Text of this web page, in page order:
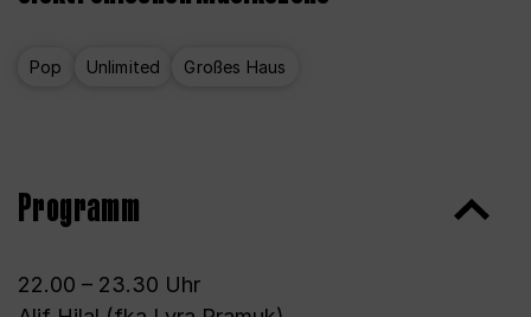
Pop Unlimited Großes Haus
Programm
22.00 – 23.30 Uhr